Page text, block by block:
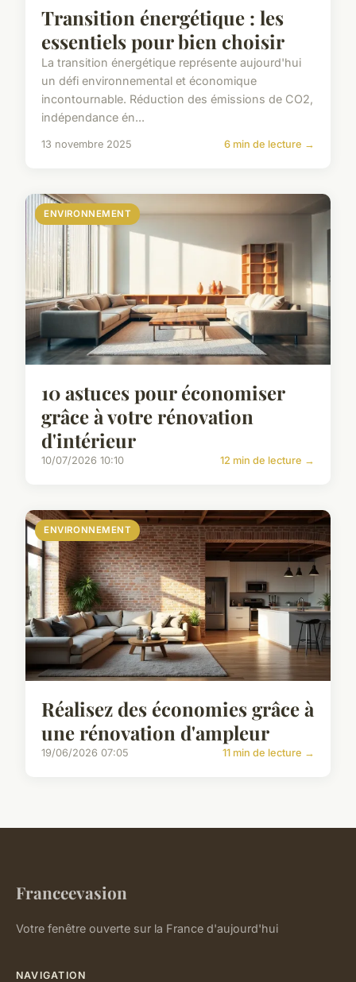
Transition énergétique : les
essentiels pour bien choisir
La transition énergétique représente aujourd'hui
un défi environnemental et économique
incontournable. Réduction des émissions de CO2,
indépendance én...
13 novembre 2025 6 min de lecture →
ENVIRONNEMENT
10 astuces pour économiser
grâce à votre rénovation
d'intérieur
10/07/2026 10:10 12 min de lecture →
ENVIRONNEMENT
Réalisez des économies grâce à
une rénovation d'ampleur
19/06/2026 07:05 11 min de lecture →
Franceevasion
Votre fenêtre ouverte sur la France d'aujourd'hui
NAVIGATION